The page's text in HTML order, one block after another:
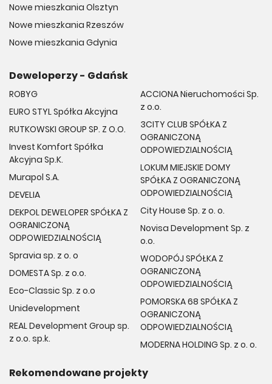
Nowe mieszkania Olsztyn
Nowe mieszkania Rzeszów
Nowe mieszkania Gdynia
Deweloperzy - Gdańsk
ROBYG
EURO STYL Spółka Akcyjna
RUTKOWSKI GROUP SP. Z O.O.
Invest Komfort Spółka
Akcyjna Sp.K.
Murapol S.A.
DEVELIA
DEKPOL DEWELOPER SPÓŁKA Z
OGRANICZONĄ
ODPOWIEDZIALNOŚCIĄ
Spravia sp. z o. o
DOMESTA Sp. z o.o.
Eco-Classic Sp. z o.o
Unidevelopment
REAL Development Group sp.
z o.o. sp.k.
ACCIONA Nieruchomości Sp.
z o.o.
3CITY CLUB SPÓŁKA Z
OGRANICZONĄ
ODPOWIEDZIALNOŚCIĄ
LOKUM MIEJSKIE DOMY
SPÓŁKA Z OGRANICZONĄ
ODPOWIEDZIALNOŚCIĄ
City House Sp. z o. o.
Novisa Development Sp. z
o.o.
WODOPÓJ SPÓŁKA Z
OGRANICZONĄ
ODPOWIEDZIALNOŚCIĄ
POMORSKA 68 SPÓŁKA Z
OGRANICZONĄ
ODPOWIEDZIALNOŚCIĄ
MODERNA HOLDING Sp. z o. o.
Rekomendowane projekty